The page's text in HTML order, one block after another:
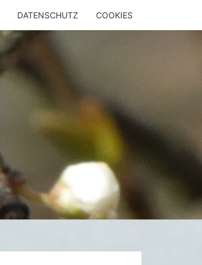
DATENSCHUTZ COOKIES